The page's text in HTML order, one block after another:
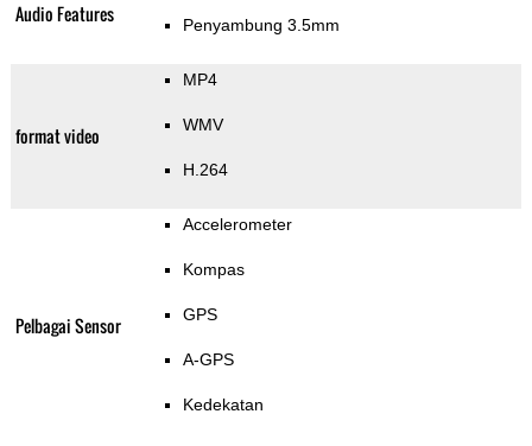
Audio Features Penyambung 3.5mm
format video
MP4
WMV
H.264
Pelbagai Sensor
Accelerometer
Kompas
GPS
A-GPS
Kedekatan